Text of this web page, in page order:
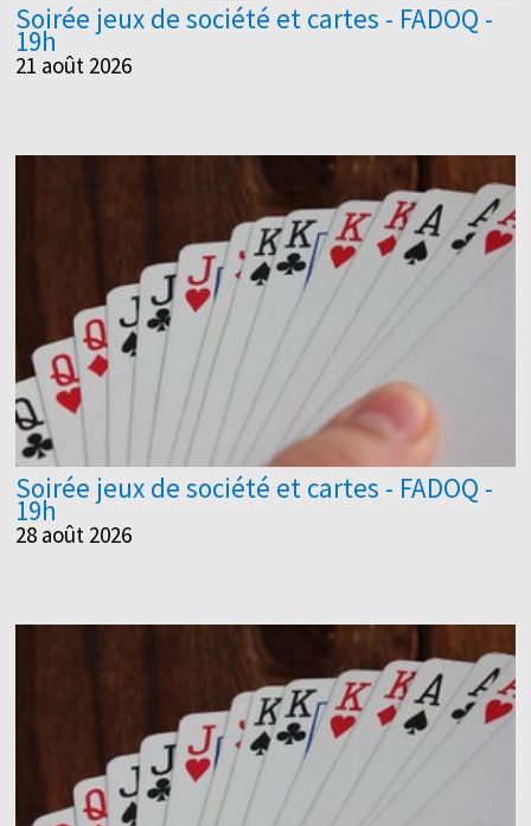
Soirée jeux de société et cartes - FADOQ -
19h
21 août 2026
Soirée jeux de société et cartes - FADOQ -
19h
28 août 2026